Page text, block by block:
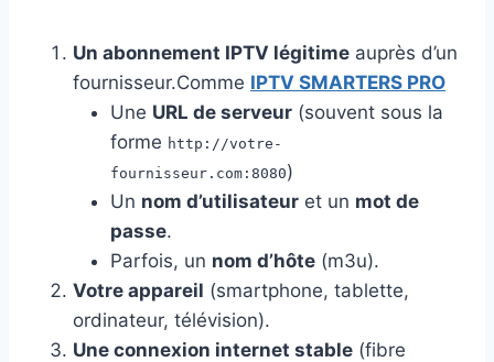
Un abonnement IPTV légitime auprès d’un
fournisseur.Comme IPTV SMARTERS PRO
Une URL de serveur (souvent sous la
forme http://votre-
fournisseur.com:8080)
Un nom d’utilisateur et un mot de
passe.
Parfois, un nom d’hôte (m3u).
Votre appareil (smartphone, tablette,
ordinateur, télévision).
Une connexion internet stable (fibre